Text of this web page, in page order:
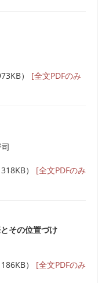
） [全文PDFのみ
） [全文PDFのみ
その位置づけ
） [全文PDFのみ